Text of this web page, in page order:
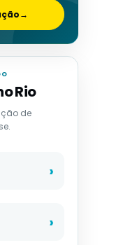
→
Rio
de